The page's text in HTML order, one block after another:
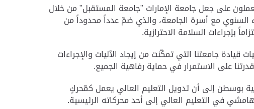
يعملون على جعل جامعة الإمارات "جامعة المستقبل" من خلال
السنوي مع أسرة الجامعة، والذي ضمّ عدداً محدوداً من
بإجراءات السلامة الاحترازية.
قيادة جامعتنا التي تمكّنت من إيجاد الآليات والإجراءات
على الاستمرار في حماية رفاهية الجميع.
بوسطن إلى أن تدويل التعليم العالي يعمل كمّحركٍ
في التعليم العالي إلى أحد محركاته الرئيسية.